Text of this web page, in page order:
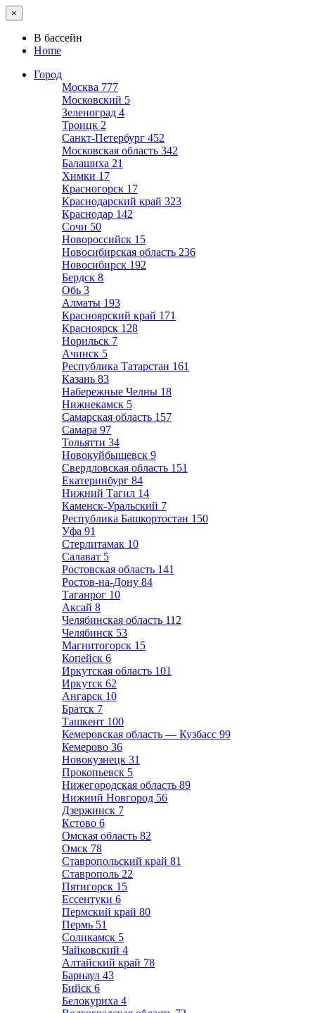
×
В бассейн
Home
Город
Москва 777
Московский 5
Зеленоград 4
Троицк 2
Санкт-Петербург 452
Московская область 342
Балашиха 21
Химки 17
Красногорск 17
Краснодарский край 323
Краснодар 142
Сочи 50
Новороссийск 15
Новосибирская область 236
Новосибирск 192
Бердск 8
Обь 3
Алматы 193
Красноярский край 171
Красноярск 128
Норильск 7
Ачинск 5
Республика Татарстан 161
Казань 83
Набережные Челны 18
Нижнекамск 5
Самарская область 157
Самара 97
Тольятти 34
Новокуйбышевск 9
Свердловская область 151
Екатеринбург 84
Нижний Тагил 14
Каменск-Уральский 7
Республика Башкортостан 150
Уфа 91
Стерлитамак 10
Салават 5
Ростовская область 141
Ростов-на-Дону 84
Таганрог 10
Аксай 8
Челябинская область 112
Челябинск 53
Магнитогорск 15
Копейск 6
Иркутская область 101
Иркутск 62
Ангарск 10
Братск 7
Ташкент 100
Кемеровская область — Кузбасс 99
Кемерово 36
Новокузнецк 31
Прокопьевск 5
Нижегородская область 89
Нижний Новгород 56
Дзержинск 7
Кстово 6
Омская область 82
Омск 78
Ставропольский край 81
Ставрополь 22
Пятигорск 15
Ессентуки 6
Пермский край 80
Пермь 51
Соликамск 5
Чайковский 4
Алтайский край 78
Барнаул 43
Бийск 6
Белокуриха 4